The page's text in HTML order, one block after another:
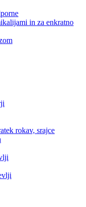
in za enkratno
rokav, srajce